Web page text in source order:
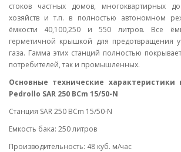
стоков частных домов, многоквартирных
хозяйств и т.п. в полностью автономном
ёмкости 40,100,250 и 550 литров. Все
герметичной крышкой для предотвращения
газа. Гамма этих станций полностью
потребителей, так и промышленных.
Основные технические характеристики
Pedrollo SAR 250 BCm 15/50-N
Станция SAR 250 BCm 15/50-N
Емкость бака: 250 литров
Производительность: 48 куб. м/час